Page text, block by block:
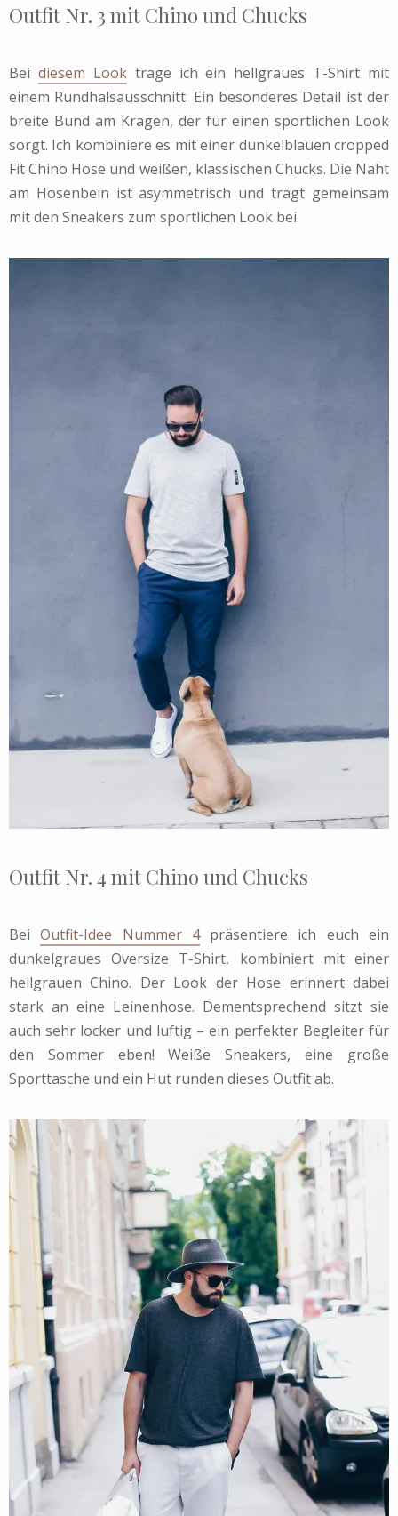
Outfit Nr. 3 mit Chino und Chucks
Bei diesem Looktrage ich ein hellgraues T-Shirt mit
einem Rundhalsausschnitt. Ein besonderes Detail ist der
breite Bund am Kragen, der für einen sportlichen Look
sorgt. Ich kombiniere es mit einer dunkelblauen cropped
Fit Chino Hose und weißen, klassischen Chucks. Die Naht
am Hosenbein ist asymmetrisch und trägt gemeinsam
mit den Sneakers zum sportlichen Look bei.
Outfit Nr. 4 mit Chino und Chucks
BeiOutfit-Idee Nummer 4präsentiere ich euch ein
dunkelgraues Oversize T-Shirt, kombiniert mit einer
hellgrauen Chino. Der Look der Hose erinnert dabei
stark an eine Leinenhose. Dementsprechend sitzt sie
auch sehr locker und luftig – ein perfekter Begleiter für
den Sommer eben! Weiße Sneakers, eine große
Sporttasche und ein Hut runden dieses Outfit ab.